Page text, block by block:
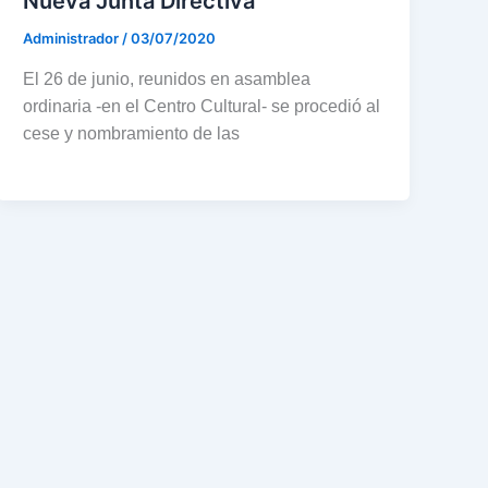
Administrador /03/07/2020
El 26 de junio, reunidos en asamblea
ordinaria -en el Centro Cultural- se procedió al
cese y nombramiento de las